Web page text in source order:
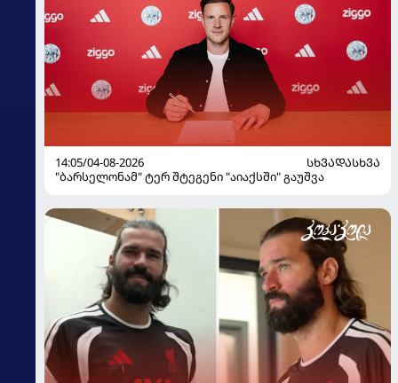
14:05/04-08-2026
ᲡᲮᲕᲐᲓᲐᲡᲮᲕᲐ
"ბარსელონამ" ტერ შტეგენი "აიაქსში" გაუშვა